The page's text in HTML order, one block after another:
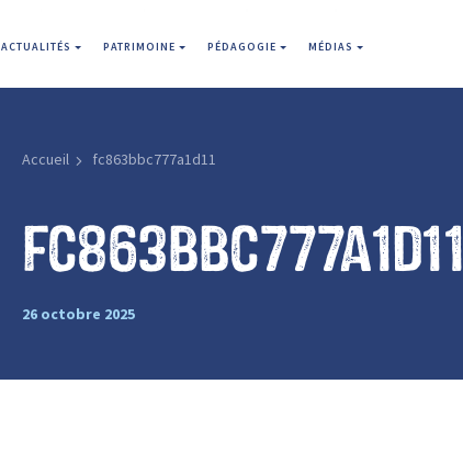
ACTUALITÉS PATRIMOINE PÉDAGOGIE MÉDIAS
Accueil fc863bbc777a1d11
fc863bbc777a1d11
26 octobre 2025